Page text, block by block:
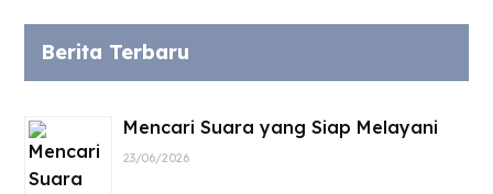
Berita Terbaru
Mencari Suara yang Siap Melayani
23/06/2026